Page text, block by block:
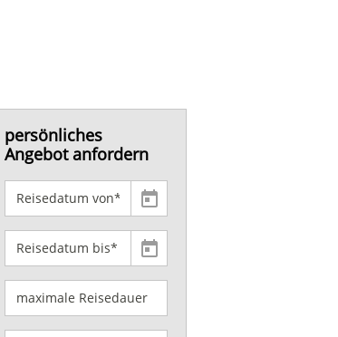
persönliches
Angebot anfordern